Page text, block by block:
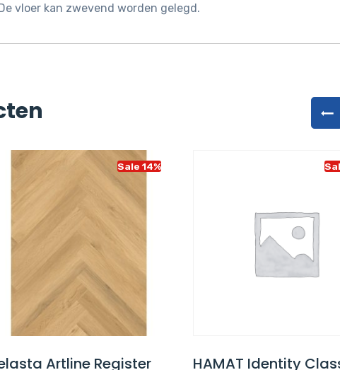
vloer kan zwevend worden gelegd.
Sale 14%
Artline Register HAMAT Identity